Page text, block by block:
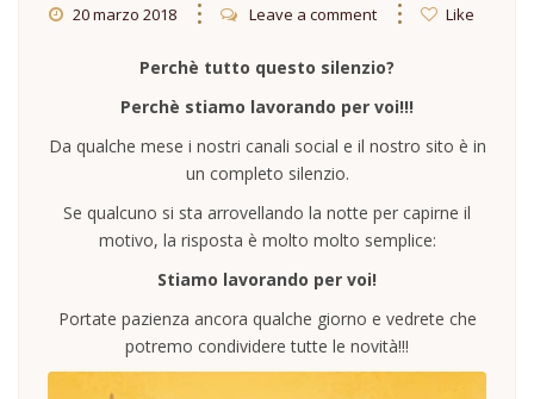
20 marzo 2018 Leave a comment Like
Perchè tutto questo silenzio?
Perchè stiamo lavorando per voi!!!
Da qualche mese i nostri canali social e il nostro sito è in
un completo silenzio.
Se qualcuno si sta arrovellando la notte per capirne il
motivo, la risposta è molto molto semplice:
Stiamo lavorando per voi!
Portate pazienza ancora qualche giorno e vedrete che
potremo condividere tutte le novità!!!